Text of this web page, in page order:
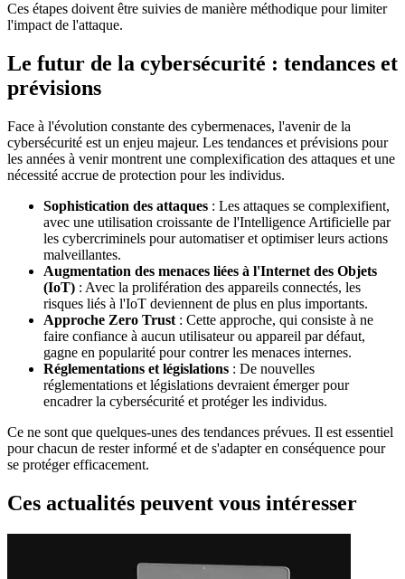
Ces étapes doivent être suivies de manière méthodique pour limiter
l'impact de l'attaque.
Le futur de la cybersécurité : tendances et
prévisions
Face à l'évolution constante des cybermenaces, l'avenir de la
cybersécurité est un enjeu majeur. Les tendances et prévisions pour
les années à venir montrent une complexification des attaques et une
nécessité accrue de protection pour les individus.
Sophistication des attaques : Les attaques se complexifient,
avec une utilisation croissante de l'Intelligence Artificielle par
les cybercriminels pour automatiser et optimiser leurs actions
malveillantes.
Augmentation des menaces liées à l'Internet des Objets
(IoT) : Avec la prolifération des appareils connectés, les
risques liés à l'IoT deviennent de plus en plus importants.
Approche Zero Trust : Cette approche, qui consiste à ne
faire confiance à aucun utilisateur ou appareil par défaut,
gagne en popularité pour contrer les menaces internes.
Réglementations et législations : De nouvelles
réglementations et législations devraient émerger pour
encadrer la cybersécurité et protéger les individus.
Ce ne sont que quelques-unes des tendances prévues. Il est essentiel
pour chacun de rester informé et de s'adapter en conséquence pour
se protéger efficacement.
Ces actualités peuvent vous intéresser